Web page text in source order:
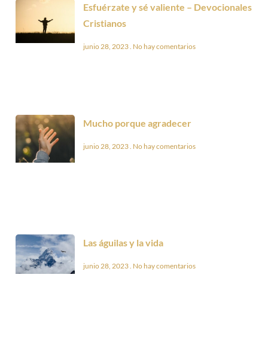
Esfuérzate y sé valiente – Devocionales
Cristianos
junio 28, 2023 No hay comentarios
Mucho porque agradecer
junio 28, 2023 No hay comentarios
Las águilas y la vida
junio 28, 2023 No hay comentarios